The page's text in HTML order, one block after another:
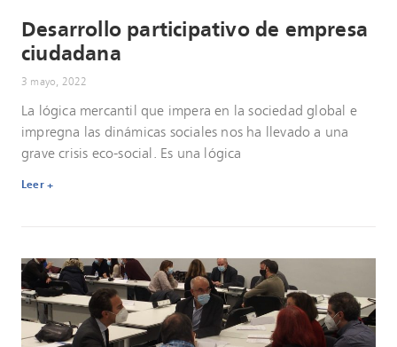
Desarrollo participativo de empresa
ciudadana
3 mayo, 2022
La lógica mercantil que impera en la sociedad global e
impregna las dinámicas sociales nos ha llevado a una
grave crisis eco-social. Es una lógica
Leer +